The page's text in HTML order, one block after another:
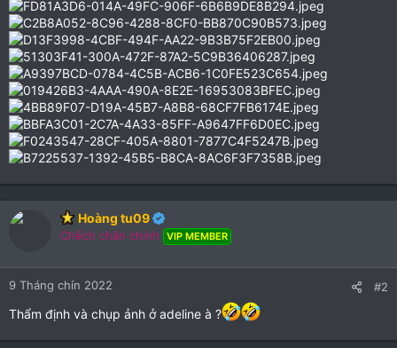
Hoàng tu09
Chếch chân chính VIP MEMBER
9 Tháng chín 2022 #2
Thẩm định và chụp ảnh ở adeline à ?